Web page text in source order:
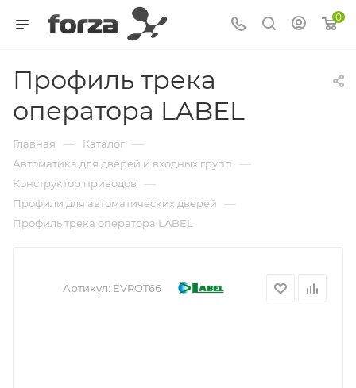
0
Профиль трека
оператора LABEL
Главная — Каталог —
Автоматика для дверей и входных групп —
Конструктор приводов —
Профили для автоматических дверей —
Профиль трека оператора LABEL
Артикул: EVROT66